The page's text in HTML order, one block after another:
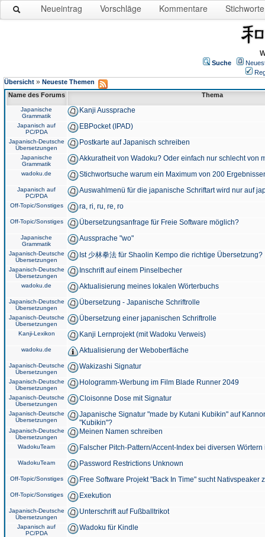
Neueintrag Vorschläge Kommentare Stichworte
Suche
Übersicht » Neueste Themen
Name des Forums
Thema
Japanische
Grammatik
Kanji Aussprache
Japanisch auf
PC/PDA
EBPocket (IPAD)
Japanisch-Deutsche
Übersetzungen
Postkarte auf Japanisch schreiben
Japanische
Grammatik
Akkuratheit von Wadoku? Oder einfach nur schlecht von
wadoku.de Stichwortsuche warum ein Maximum von 200
Japanisch auf
PC/PDA
Auswahlmenü für die japanische Schriftart wird nur auf
Off-Topic/Sonstiges ra, ri, ru, re, ro
Off-Topic/Sonstiges Übersetzungsanfrage für Freie Software möglich?
Japanische
Grammatik
Aussprache "wo"
Japanisch-Deutsche
Übersetzungen
Ist 少林拳法 für Shaolin Kempo die richtige Übersetzung?
Japanisch-Deutsche
Übersetzungen
Inschrift auf einem Pinselbecher
wadoku.de Aktualisierung meines lokalen Wörterbuchs
Japanisch-Deutsche
Übersetzungen
Übersetzung - Japanische Schriftrolle
Japanisch-Deutsche
Übersetzungen
Übersetzung einer japanischen Schriftrolle
Kanji-Lexikon Kanji Lernprojekt (mit Wadoku Verweis)
wadoku.de Aktualisierung der Weboberfläche
Japanisch-Deutsche
Übersetzungen
Wakizashi Signatur
Japanisch-Deutsche
Übersetzungen
Hologramm-Werbung im Film Blade Runner 2049
Japanisch-Deutsche
Übersetzungen
Cloisonne Dose mit Signatur
Japanisch-Deutsche
Übersetzungen
Japanische Signatur "made by Kutani Kubikin" auf
"Kubikin"?
Japanisch-Deutsche
Übersetzungen
Meinen Namen schreiben
WadokuTeam Falscher Pitch-Pattern/Accent-Index bei diversen
WadokuTeam Password Restrictions Unknown
Off-Topic/Sonstiges Free Software Projekt "Back In Time" sucht Nativspeaker
Off-Topic/Sonstiges Exekution
Japanisch-Deutsche
Übersetzungen
Unterschrift auf Fußballtrikot
Japanisch auf
PC/PDA
Wadoku für Kindle